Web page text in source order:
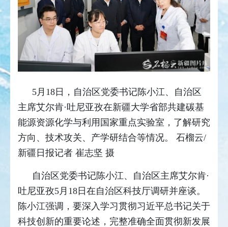
5月18日，自治区党委书记陈小江、自治区
主席艾尔肯·吐尼亚孜在新疆大学省部共建碳基
能源资源化学与利用国家重点实验室，了解研究
方向、技术攻关、产学研结合等情况。 石榴云/
新疆日报记者 崔志坚 摄
自治区党委书记陈小江、自治区主席艾尔肯·
吐尼亚孜5月18日在自治区科技厅调研并座谈。
陈小江强调，要深入学习贯彻习近平总书记关于
科技创新的重要论述，完整准确全面贯彻新发展